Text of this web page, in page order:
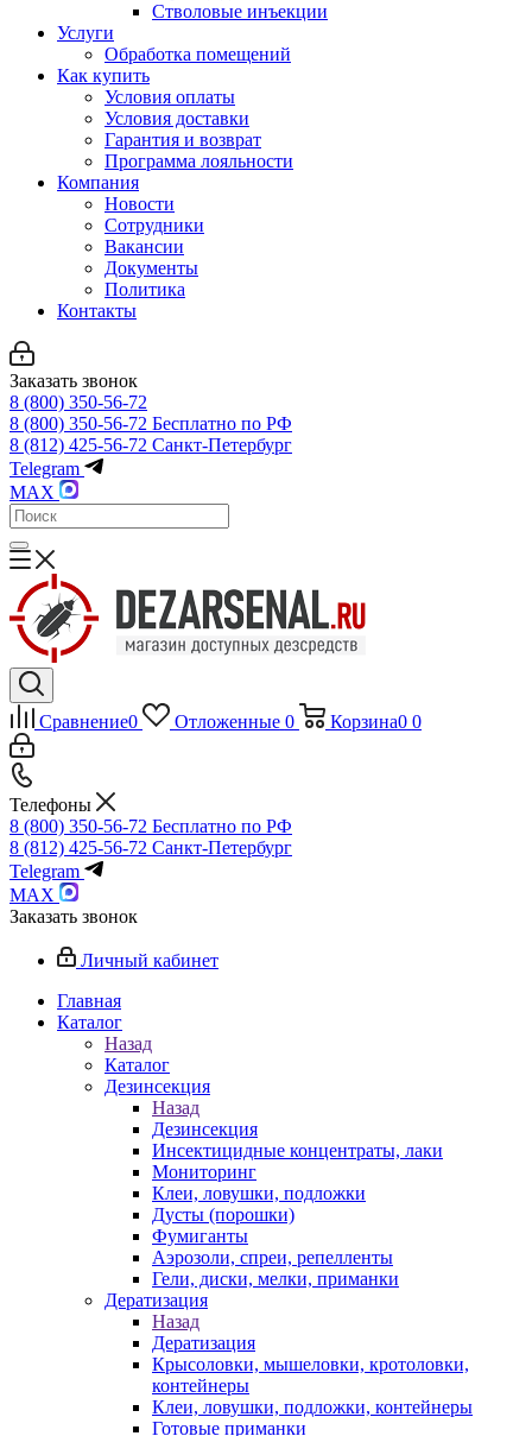
Стволовые инъекции
Услуги
Обработка помещений
Как купить
Условия оплаты
Условия доставки
Гарантия и возврат
Программа лояльности
Компания
Новости
Сотрудники
Вакансии
Документы
Политика
Контакты
Заказать звонок
8 (800) 350-56-72
8 (800) 350-56-72 Бесплатно по РФ
8 (812) 425-56-72 Санкт-Петербург
Telegram
MAX
Сравнение0 Отложенные 0 Корзина0 0
Телефоны
8 (800) 350-56-72 Бесплатно по РФ
8 (812) 425-56-72 Санкт-Петербург
Telegram
MAX
Заказать звонок
Личный кабинет
Главная
Каталог
Назад
Каталог
Дезинсекция
Назад
Дезинсекция
Инсектицидные концентраты, лаки
Мониторинг
Клеи, ловушки, подложки
Дусты (порошки)
Фумиганты
Аэрозоли, спреи, репелленты
Гели, диски, мелки, приманки
Дератизация
Назад
Дератизация
Крысоловки, мышеловки, кротоловки,
контейнеры
Клеи, ловушки, подложки, контейнеры
Готовые приманки